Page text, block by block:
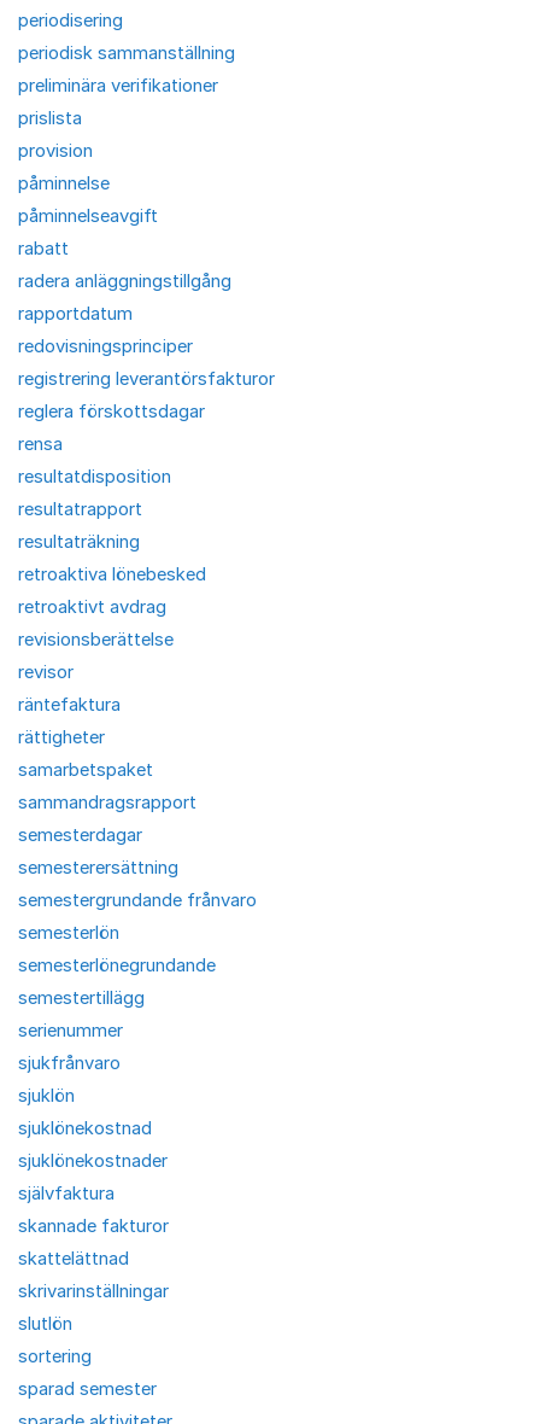
periodisering
periodisk sammanställning
preliminära verifikationer
prislista
provision
påminnelse
påminnelseavgift
rabatt
radera anläggningstillgång
rapportdatum
redovisningsprinciper
registrering leverantörsfakturor
reglera förskottsdagar
rensa
resultatdisposition
resultatrapport
resultaträkning
retroaktiva lönebesked
retroaktivt avdrag
revisionsberättelse
revisor
räntefaktura
rättigheter
samarbetspaket
sammandragsrapport
semesterdagar
semesterersättning
semestergrundande frånvaro
semesterlön
semesterlönegrundande
semestertillägg
serienummer
sjukfrånvaro
sjuklön
sjuklönekostnad
sjuklönekostnader
självfaktura
skannade fakturor
skattelättnad
skrivarinställningar
slutlön
sortering
sparad semester